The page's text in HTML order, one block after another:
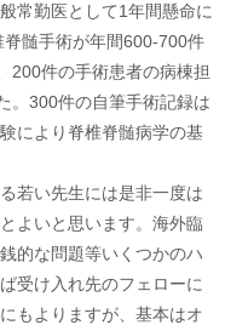
常勤医として1年間懸命に
髄手術が年間600-700件
200件の手術患者の病棟担
。300件の自筆手術記録は
により脊椎脊髄病学の基
若い先生には是非一度は
よいと思います。海外臨
的な問題等いくつかのハ
受け入れ先のフェローに
もよりますが、基本はオ